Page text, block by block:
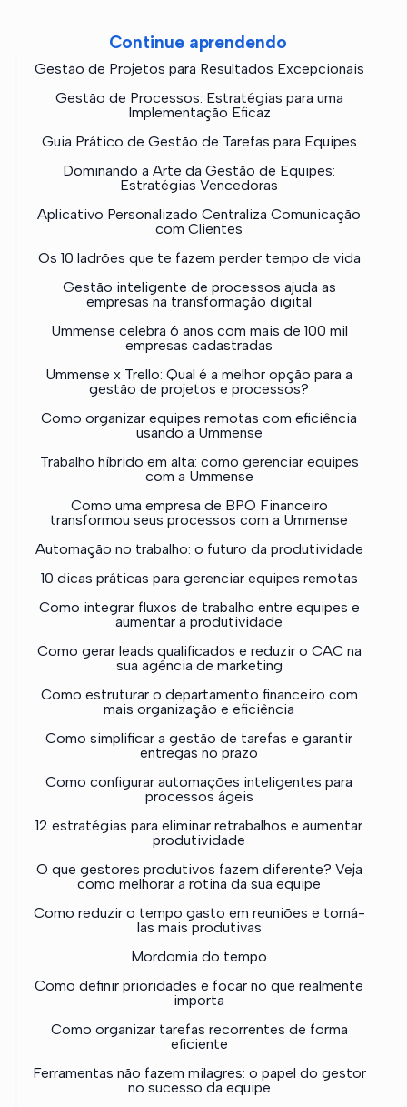
Continue aprendendo
Gestão de Projetos para Resultados Excepcionais
Gestão de Processos: Estratégias para uma
Implementação Eficaz
Guia Prático de Gestão de Tarefas para Equipes
Dominando a Arte da Gestão de Equipes:
Estratégias Vencedoras
Aplicativo Personalizado Centraliza Comunicação
com Clientes
Os 10 ladrões que te fazem perder tempo de vida
Gestão inteligente de processos ajuda as
empresas na transformação digital
Ummense celebra 6 anos com mais de 100 mil
empresas cadastradas
Ummense x Trello: Qual é a melhor opção para a
gestão de projetos e processos?
Como organizar equipes remotas com eficiência
usando a Ummense
Trabalho híbrido em alta: como gerenciar equipes
com a Ummense
Como uma empresa de BPO Financeiro
transformou seus processos com a Ummense
Automação no trabalho: o futuro da produtividade
10 dicas práticas para gerenciar equipes remotas
Como integrar fluxos de trabalho entre equipes e
aumentar a produtividade
Como gerar leads qualificados e reduzir o CAC na
sua agência de marketing
Como estruturar o departamento financeiro com
mais organização e eficiência
Como simplificar a gestão de tarefas e garantir
entregas no prazo
Como configurar automações inteligentes para
processos ágeis
12 estratégias para eliminar retrabalhos e aumentar
produtividade
O que gestores produtivos fazem diferente? Veja
como melhorar a rotina da sua equipe
Como reduzir o tempo gasto em reuniões e torná-
las mais produtivas
Mordomia do tempo
Como definir prioridades e focar no que realmente
importa
Como organizar tarefas recorrentes de forma
eficiente
Ferramentas não fazem milagres: o papel do gestor
no sucesso da equipe